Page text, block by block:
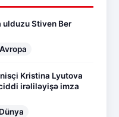
ulduzu Stiven Ber
Avropa
Kristina Lyutova
irəliləyişə imza
Dünya